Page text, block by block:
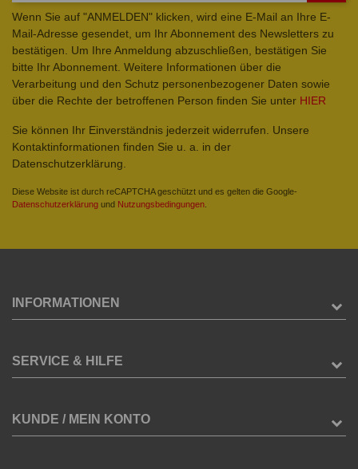
Wenn Sie auf "ANMELDEN" klicken, wird eine E-Mail an Ihre E-
Mail-Adresse gesendet, um Ihr Abonnement des Newsletters zu
bestätigen. Um Ihre Anmeldung abzuschließen, bestätigen Sie
bitte Ihr Abonnement. Weitere Informationen über die
Verarbeitung und den Schutz personenbezogener Daten sowie
über die Rechte der betroffenen Person finden Sie unter HIER
Sie können Ihr Einverständnis jederzeit widerrufen. Unsere
Kontaktinformationen finden Sie u. a. in der
Datenschutzerklärung.
Diese Website ist durch reCAPTCHA geschützt und es gelten die Google-
Datenschutzerklärung und Nutzungsbedingungen
INFORMATIONEN
SERVICE & HILFE
KUNDE / MEIN KONTO